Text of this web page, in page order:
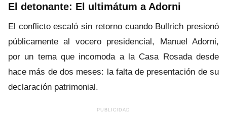
El detonante: El ultimátum a Adorni
El conflicto escaló sin retorno cuando Bullrich presionó
públicamente al vocero presidencial, Manuel Adorni,
por un tema que incomoda a la Casa Rosada desde
hace más de dos meses: la falta de presentación de su
declaración patrimonial.